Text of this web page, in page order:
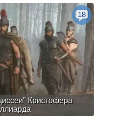
Кристофера
18